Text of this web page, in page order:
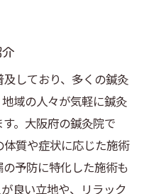
しており、多くの鍼灸
域の人々が気軽に鍼灸
。大阪府の鍼灸院で
質や症状に応じた施術
予防に特化した施術も
良い立地や、リラック